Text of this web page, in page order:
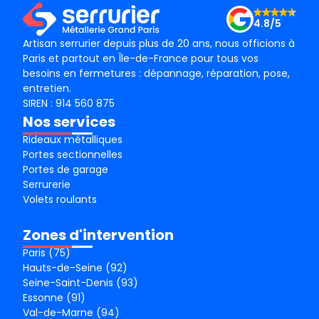
Artisan serrurier depuis plus de 20 ans, nous officions à
Paris et partout en Île-de-France pour tous vos
besoins en fermetures : dépannage, réparation, pose,
entretien.
4.8/5
SIREN : 914 560 875
Nos services
Rideaux métalliques
Portes sectionnelles
Portes de garage
Serrurerie
Volets roulants
Zones d'intervention
Paris (75)
Hauts-de-Seine (92)
Seine-Saint-Denis (93)
Essonne (91)
Val-de-Marne (94)